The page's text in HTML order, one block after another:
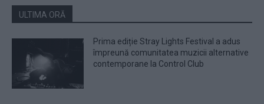
ULTIMA ORĂ
Prima ediție Stray Lights Festival a adus
împreună comunitatea muzicii alternative
contemporane la Control Club